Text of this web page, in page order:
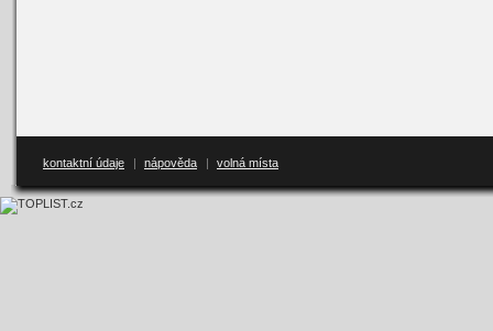
kontaktní údaje | nápověda | volná místa